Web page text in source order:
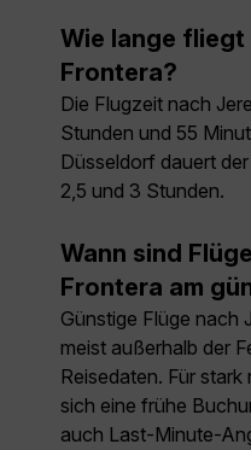
Wie lange fliegt
Frontera?
Die Flugzeit nach
Stunden und 55
Düsseldorf dauert
2,5 und 3 Stunden.
Wann sind
Frontera am
Günstige Flüge nach
meist außerhalb der
Reisedaten. Für
sich eine frühe
auch Last-Minute-